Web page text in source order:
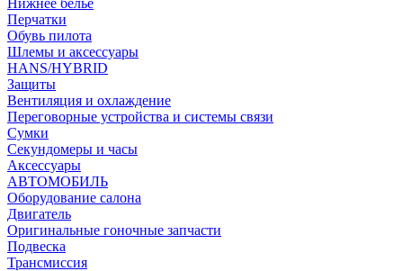
Нижнее белье
Перчатки
Обувь пилота
Шлемы и аксессуары
HANS/HYBRID
Защиты
Вентиляция и охлаждение
Переговорные устройства и системы связи
Сумки
Секундомеры и часы
Аксессуары
АВТОМОБИЛЬ
Оборудование салона
Двигатель
Оригинальные гоночные запчасти
Подвеска
Трансмиссия